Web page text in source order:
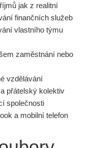
jak z realitní
finančních služeb
vlastního týmu
zaměstnání nebo
vzdělávání
přátelský kolektiv
společnosti
a mobilní telefon